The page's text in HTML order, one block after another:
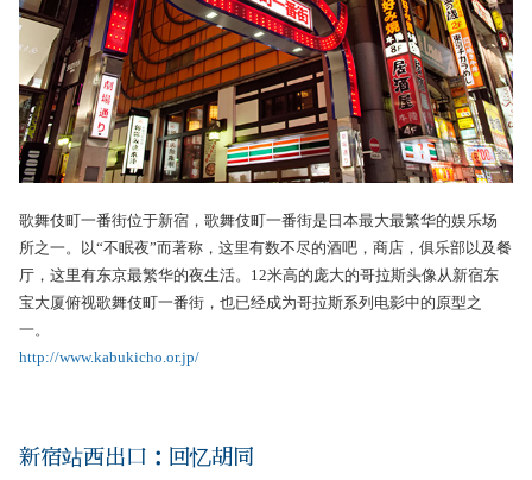
歌舞伎町一番街位于新宿，歌舞伎町一番街是日本最大最繁华的娱乐场
所之一。以“不眠夜”而著称，这里有数不尽的酒吧，商店，俱乐部以及餐
厅，这里有东京最繁华的夜生活。12米高的庞大的哥拉斯头像从新宿东
宝大厦俯视歌舞伎町一番街，也已经成为哥拉斯系列电影中的原型之
一。
http://www.kabukicho.or.jp/
新宿站西出口：回忆胡同